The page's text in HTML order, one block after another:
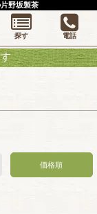
価格順
野坂製茶
探す 電話